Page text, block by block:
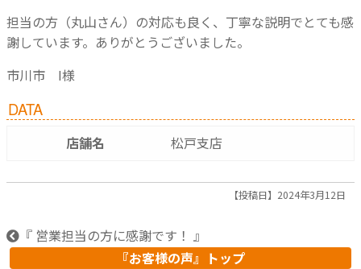
担当の方（丸山さん）の対応も良く、丁寧な説明でとても感
謝しています。ありがとうございました。
市川市 I様
DATA
店舗名 松戸支店
【投稿日】2024年3月12日
『 営業担当の方に感謝です！ 』
『お客様の声』トップ